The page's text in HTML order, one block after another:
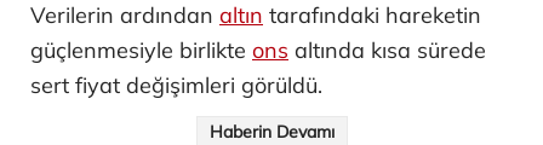
Verilerin ardından altın tarafındaki hareketin
güçlenmesiyle birlikte ons altında kısa sürede
sert fiyat değişimleri görüldü.
Haberin Devamı